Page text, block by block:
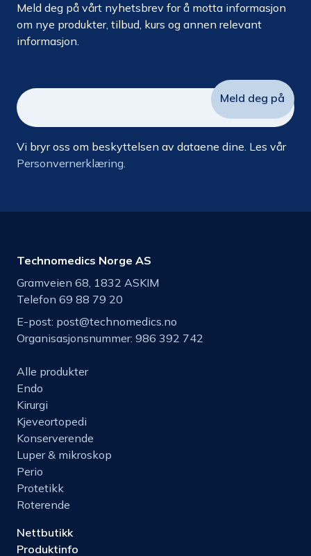
Meld deg på vårt nyhetsbrev for å motta informasjon
om nye produkter, tilbud, kurs og annen relevant
informasjon.
Vi bryr oss om beskyttelsen av dataene dine. Les vår
Personvernerklæring.
Technomedics Norge AS
Gramveien 68, 1832 ASKIM
Telefon 69 88 79 20
E-post: post@technomedics.no
Organisasjonsnummer: 986 392 742
Alle produkter
Endo
Kirurgi
Kjeveortopedi
Konserverende
Luper & mikroskop
Perio
Protetikk
Roterende
Nettbutikk
Produktinfo